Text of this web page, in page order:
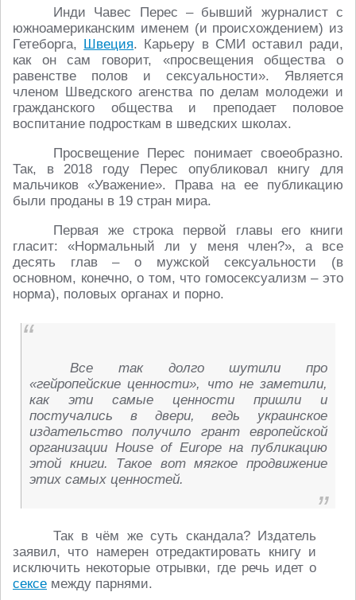
Инди Чавес Перес – бывший журналист с
южноамериканским именем (и происхождением) из
Гетеборга, Швеция. Карьеру в СМИ оставил ради,
как он сам говорит, «просвещения общества о
равенстве полов и сексуальности». Является
членом Шведского агенства по делам молодежи и
гражданского общества и преподает половое
воспитание подросткам в шведских школах.
Просвещение Перес понимает своеобразно.
Так, в 2018 году Перес опубликовал книгу для
мальчиков «Уважение». Права на ее публикацию
были проданы в 19 стран мира.
Первая же строка первой главы его книги
гласит: «Нормальный ли у меня член?», а все
десять глав – о мужской сексуальности (в
основном, конечно, о том, что гомосексуализм – это
норма), половых органах и порно.
Все так долго шутили про
«гейропейские ценности», что не заметили,
как эти самые ценности пришли и
постучались в двери, ведь украинское
издательство получило грант европейской
организации House of Europe на публикацию
этой книги. Такое вот мягкое продвижение
этих самых ценностей.
Так в чём же суть скандала? Издатель
заявил, что намерен отредактировать книгу и
исключить некоторые отрывки, где речь идет о
сексе между парнями.